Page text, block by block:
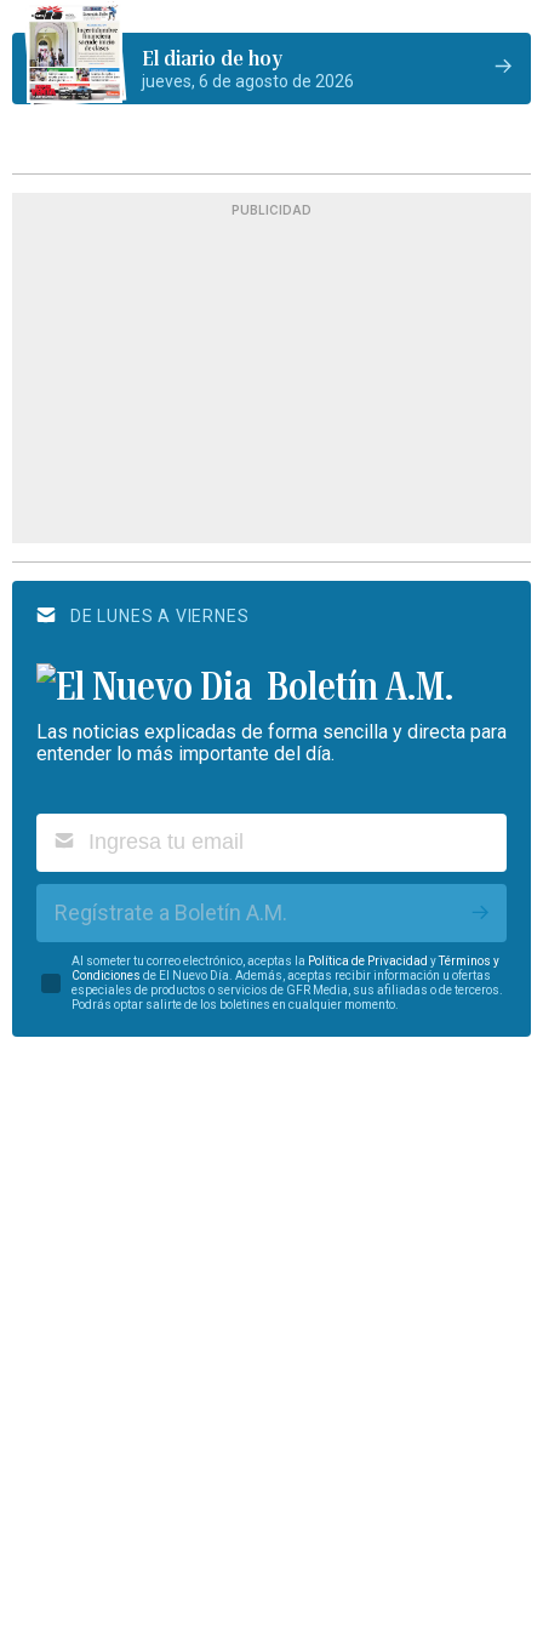
El diario de hoy
jueves, 6 de agosto de 2026
PUBLICIDAD
DE LUNES A VIERNES
Boletín A.M.
Las noticias explicadas de forma sencilla y directa para
entender lo más importante del día.
Regístrate a Boletín A.M.
Al someter tu correo electrónico, aceptas la Política de Privacidad yTérminos y
Condiciones de El Nuevo Día. Además, aceptas recibir información u ofertas
especiales de productos o servicios de GFR Media, sus afiliadas o de terceros.
Podrás optar salirte de los boletines en cualquier momento.